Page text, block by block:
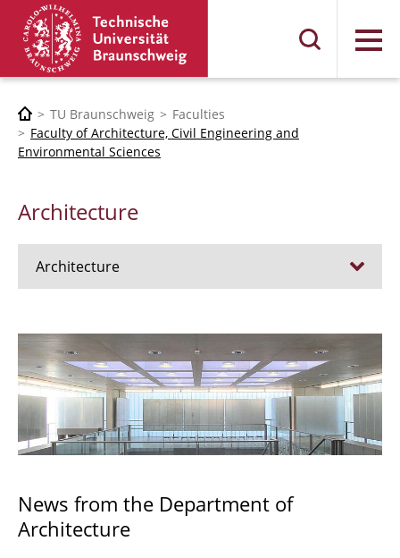
Menu
TU Braunschweig
Faculties
Faculty of Architecture, Civil Engineering and
Environmental Sciences
Architecture
Architecture
Admission procedure 2024
Bachelor Architecture
Bachelor Architecture+
Qualification profile
News from the Department of
Architecture